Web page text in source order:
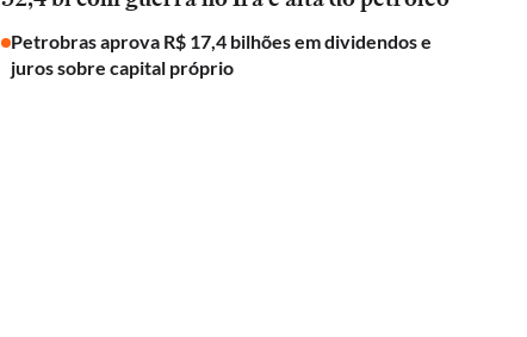
Petrobras aprova R$ 17,4 bilhões em dividendos e
juros sobre capital próprio